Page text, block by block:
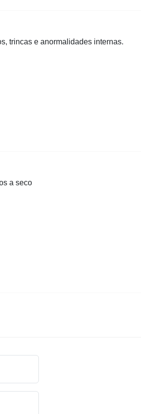
trincas e anormalidades internas.
a seco